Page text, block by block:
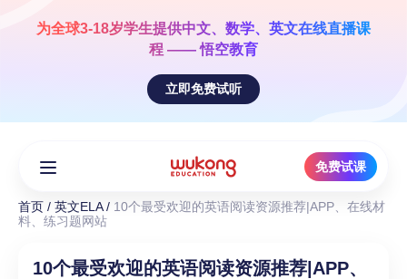
为全球3-18岁学生提供中文、数学、英文在线直播课
程 —— 悟空教育
立即免费试听
免费试课
首页 / 英文ELA/ 10个最受欢迎的英语阅读资源推荐|APP、在线材
料、练习题网站
10个最受欢迎的英语阅读资源推荐|APP、